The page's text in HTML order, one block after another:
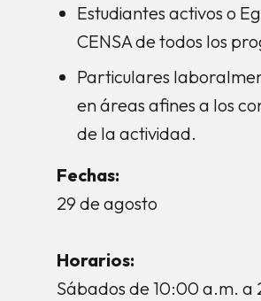
Estudiantes activos o
CENSA de todos los
Particulares
en áreas afines a los
de la actividad.
Fechas:
29 de agosto
Horarios:
Sábados de 10:00 a.m. a